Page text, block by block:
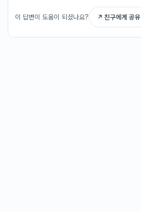
이 답변이 도움이 되셨나요? ↗ 친구에게 공유